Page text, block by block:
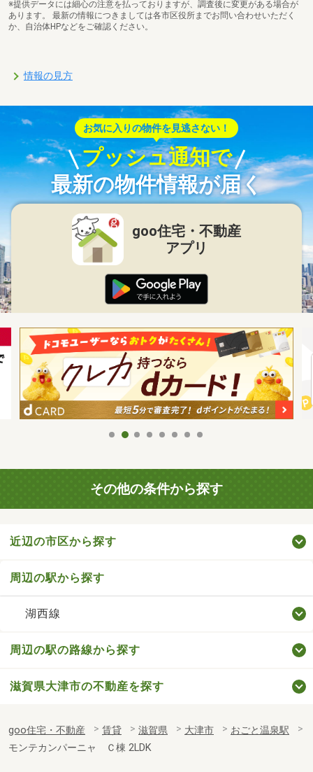
※提供データには細心の注意を払っておりますが、調査後に変更がある場合が
あります。 最新の情報につきましては各市区役所までお問い合わせいただく
か、自治体HPなどをご確認ください。
情報の見方
お気に入りの物件を見逃さない！
プッシュ通知で
最新の物件情報が届く
goo住宅・不動産
アプリ
その他の条件から探す
近辺の市区から探す
周辺の駅から探す
湖西線
周辺の駅の路線から探す
滋賀県大津市の不動産を探す
goo住宅・不動産 賃貸 滋賀県 大津市
おごと温泉駅
モンテカンパーニャ Ｃ棟 2LDK